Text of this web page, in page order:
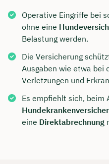
Operative Eingriffe bei
ohne eine
Belastung werden.
Die Versicherung
Ausgaben wie etwa bei
Verletzungen und
Es empfiehlt sich, beim
eine Direktabrechnung